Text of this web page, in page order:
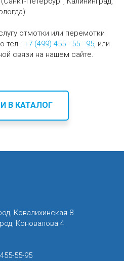
отмотки или перемотки
тел.: +7 (499) 455 - 55 - 95, или
связи на нашем сайте.
В КАТАЛОГ
Ковалихинская 8
Коновалова 4
55-95